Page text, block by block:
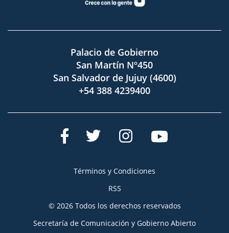
Palacio de Gobierno
San Martín Nº450
San Salvador de Jujuy (4600)
+54 388 4239400
Términos y Condiciones
RSS
© 2026 Todos los derechos reservados
Secretaría de Comunicación y Gobierno Abierto